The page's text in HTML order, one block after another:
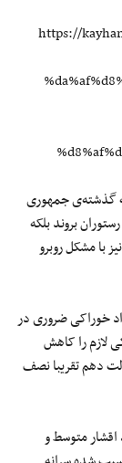
https://
گذشته‌ی جمهوری
بروند بلکه
با مشکل روبرو
خوراکی ضروری در
لازم را کاهش
دهم تقریبا نصف
متوسط و